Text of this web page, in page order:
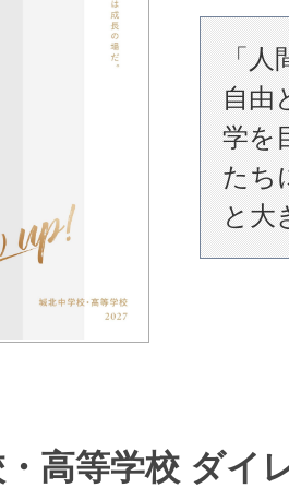
「人
自由
学を
たち
と大
高等学校 ダイ